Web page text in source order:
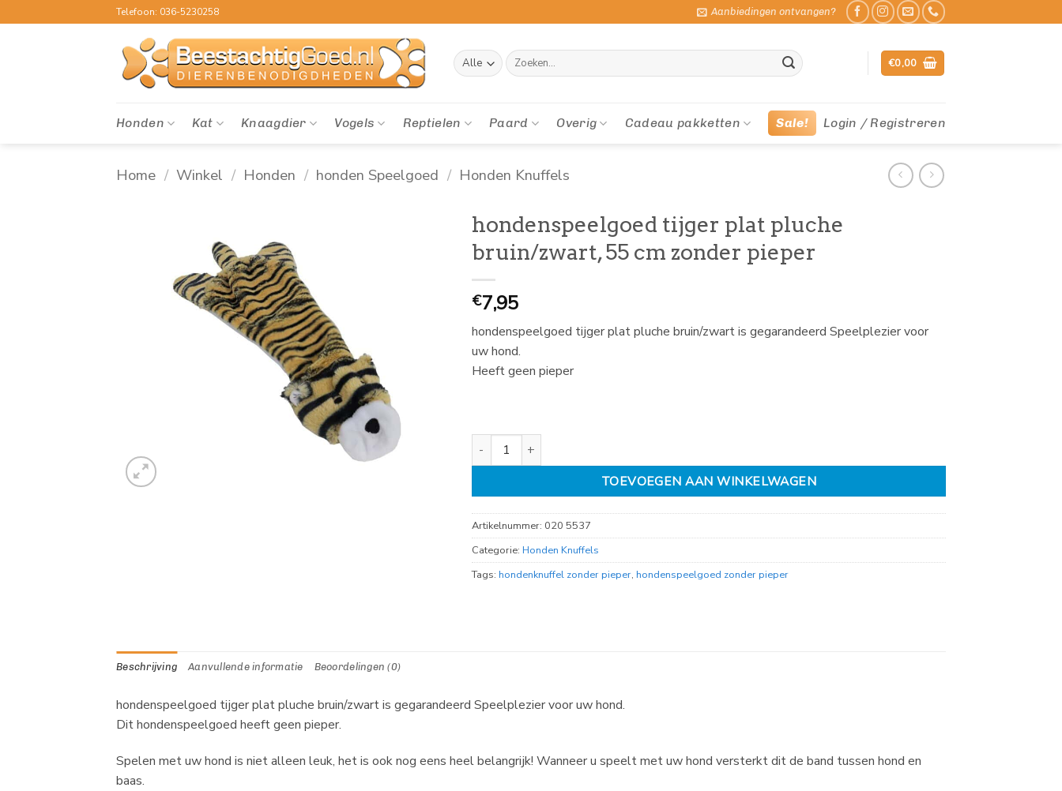
naar
Telefoon: 036-5230258 Aanbiedingen ontvangen?
Zoeken
naar:
€0,00
Honden Kat Knaagdier Vogels Reptielen Paard Overig Cadeau pakketten Sale! Login / Registreren
Home / Winkel / Honden / honden Speelgoed / Honden Knuffels
hondenspeelgoed tijger plat pluche
bruin/zwart, 55 cm zonder pieper
€7,95
hondenspeelgoed tijger plat pluche bruin/zwart is gegarandeerd Speelplezier voor
uw hond.
Heeft geen pieper
hondenspeelgoed tijger plat pluche bruin/zwart, 55 cm zonder pieper aantal
TOEVOEGEN AAN WINKELWAGEN
Artikelnummer: 020 5537
Categorie: Honden Knuffels
Tags: hondenknuffel zonder pieper, hondenspeelgoed zonder pieper
Beschrijving Aanvullende informatie Beoordelingen (0)
hondenspeelgoed tijger plat pluche bruin/zwart is gegarandeerd Speelplezier voor uw hond.
Dit hondenspeelgoed heeft geen pieper.
Spelen met uw hond is niet alleen leuk, het is ook nog eens heel belangrijk! Wanneer u speelt met uw hond versterkt dit de band tussen hond en
baas.